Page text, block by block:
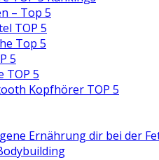
– Top 5
TOP 5
Top 5
5
TOP 5
Kopfhörer TOP 5
Ernährung dir bei der